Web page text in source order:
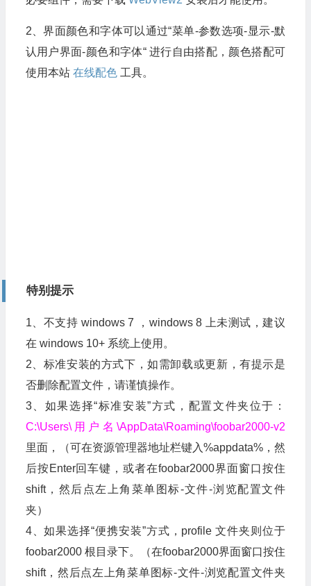
2、界面颜色和字体可以通过“菜单-参数选项-显示-默
认用户界面-颜色和字体“ 进行自由搭配，颜色搭配可
使用本站 在线配色工具。
特别提示
1、不支持 windows 7 ，windows 8 上未测试，建议
在 windows 10+ 系统上使用。
2、标准安装的方式下，如需卸载或更新，有提示是
否删除配置文件，请谨慎操作。
3、如果选择“标准安装”方式，配置文件夹位于：
C:\Users\用户名\AppData\Roaming\foobar2000-v2
里面，（可在资源管理器地址栏键入%appdata%，然
后按Enter回车键，或者在foobar2000界面窗口按住
shift，然后点左上角菜单图标-文件-浏览配置文件
夹）
4、如果选择“便携安装”方式，profile 文件夹则位于
foobar2000 根目录下。（在foobar2000界面窗口按住
shift，然后点左上角菜单图标-文件-浏览配置文件夹